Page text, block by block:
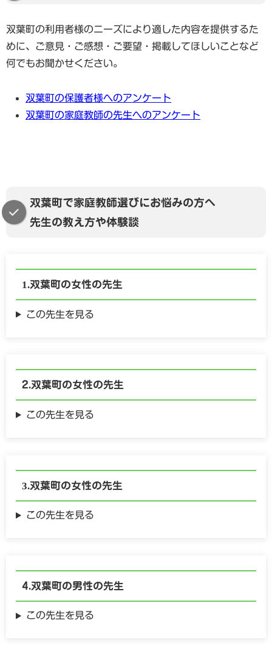
双葉町の利用者様のニーズにより適した内容を提供するた
めに、ご意見・ご感想・ご要望・掲載してほしいことなど
何でもお聞かせください。
双葉町の保護者様へのアンケート
双葉町の家庭教師の先生へのアンケート
双葉町で家庭教師選びにお悩みの方へ
先生の教え方や体験談
双葉町の女性の先生
この先生を見る
双葉町の女性の先生
この先生を見る
双葉町の女性の先生
この先生を見る
双葉町の男性の先生
この先生を見る